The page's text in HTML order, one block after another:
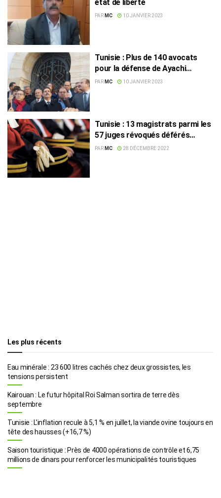
état de liberté
PAR MC 10 JANVIER 2023
Tunisie : Plus de 140 avocats
pour la défense de Ayachi
Hammami
PAR MC 10 JANVIER 2023
Tunisie : 13 magistrats parmi les
57 juges révoqués déférés
devant le pôle antiterroriste
PAR MC 28 DÉCEMBRE 2022
Les plus récents
Eau minérale : 23 600 litres cachés chez deux grossistes, les
tensions persistent
Kairouan : Le futur hôpital Roi Salman sortira de terre dès
septembre
Tunisie : L’inflation recule à 5,1 % en juillet, la viande ovine toujours en
tête des hausses (+16,7 %)
Saison touristique : Près de 4000 opérations de contrôle et 6,75
millions de dinars pour renforcer les municipalités touristiques